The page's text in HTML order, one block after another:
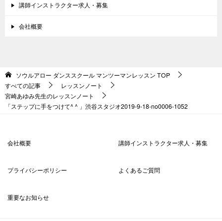
講師インストラクター求人・募集
会社概要
ソウルアロー ダンススクール マンツーマンレッスン TOP
すべての記事
レッスンノート
宮崎あゆみ先生のレッスンノート
「ステップに手をつけて^ ^ 」渋谷スタジオ2019-9-18-no0006-1052
会社概要 講師インストラクター求人・募集
プライバシーポリシー よくあるご質問
重要なお知らせ